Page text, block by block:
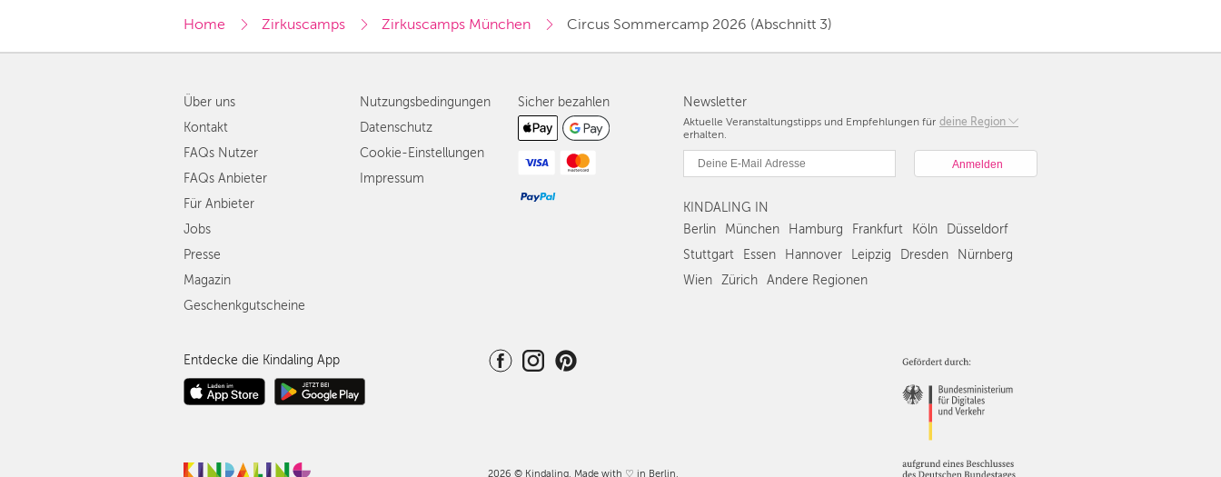
Home Zirkuscamps Zirkuscamps München Circus Sommercamp 2026 (Abschnitt 3)
Newsletter
Aktuelle Veranstaltungstipps und Empfehlungen für deine Region
Berlin
Hamburg
Düsseldorf
Stuttgart
Nürnberg
Wien
Zürich
erhalten.
KINDALING IN
Berlin
München Hamburg Frankfurt Köln
Düsseldorf
Stuttgart
Essen Hannover Leipzig Dresden
Nürnberg
Wien
Zürich Andere Regionen
Über uns
Kontakt
FAQs Nutzer
FAQs Anbieter
Für Anbieter
Jobs
Presse
Magazin
Geschenkgutscheine
Nutzungsbedingungen
Datenschutz
Cookie-Einstellungen
Impressum
Sicher bezahlen
Entdecke die Kindaling App
2026 © Kindaling. Made with ♡ in Berlin.